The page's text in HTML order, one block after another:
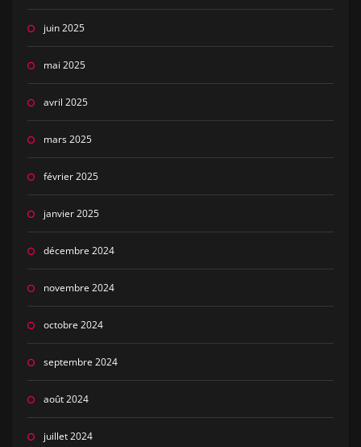
juin 2025
mai 2025
avril 2025
mars 2025
février 2025
janvier 2025
décembre 2024
novembre 2024
octobre 2024
septembre 2024
août 2024
juillet 2024